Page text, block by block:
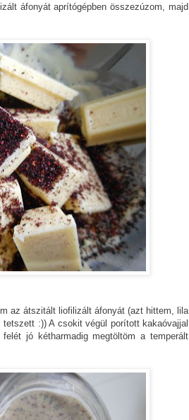
áfonyát aprítógépben összezúzom, majd
az átszitált liofilizált áfonyát (azt hittem, lila
:)) A csokit végül porított kakaóvajjal
jó kétharmadig megtöltöm a temperált